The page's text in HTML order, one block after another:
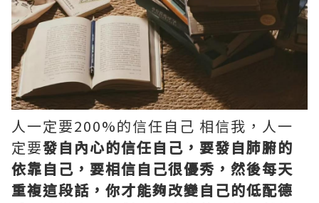
人一定要200%的信任自己 相信我，人一
定要發自內心的信任自己，要發自肺腑的
依靠自己，要相信自己很優秀，然後每天
重複這段話，你才能夠改變自己的低配德